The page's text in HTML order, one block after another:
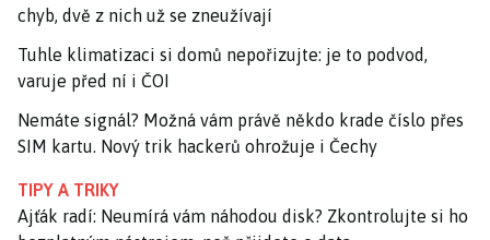
chyb, dvě z nich už se zneužívají
Tuhle klimatizaci si domů nepořizujte: je to podvod,
varuje před ní i ČOI
Nemáte signál? Možná vám právě někdo krade číslo přes
SIM kartu. Nový trik hackerů ohrožuje i Čechy
TIPY A TRIKY
Ajťák radí: Neumírá vám náhodou disk? Zkontrolujte si ho